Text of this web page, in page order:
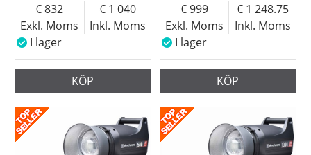
Exkl. Moms
832
Inkl. Moms
1 040
I lager
KÖP
Exkl. Moms
999
Inkl. Moms
1 248.75
I lager
KÖP